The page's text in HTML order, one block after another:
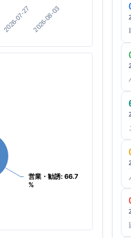
2026-07-27 2026-08-03
営業・勧誘: 66.7
%
営業・勧誘: 66.7
%